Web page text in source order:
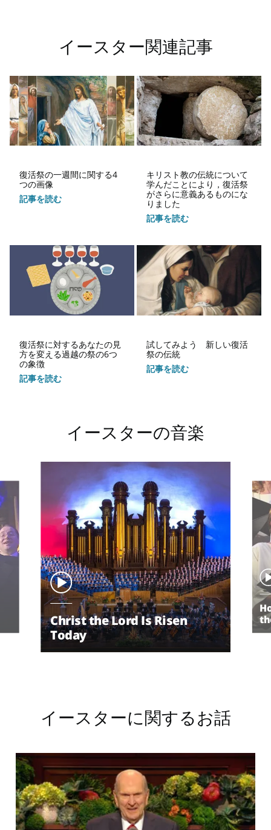
イースター関連記事
復活祭の一週間に関する4
つの画像
記事を読む
キリスト教の伝統について
学んだことにより，復活祭
がさらに意義あるものにな
りました
記事を読む
復活祭に対するあなたの見
方を変える過越の祭の6つ
の象徴
記事を読む
試してみよう 新しい復活
祭の伝統
記事を読む
イースターの音楽
Christ the Lord Is Risen
Today
イースターに関するお話